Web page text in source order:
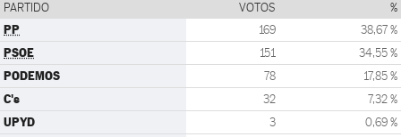
PARTIDO VOTOS %
PP 169 38,67 %
PSOE 151 34,55 %
PODEMOS 78 17,85 %
C's 32 7,32 %
UPYD 3 0,69 %